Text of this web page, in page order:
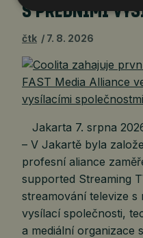
S PŘEDNÍMI
čtk 7. 8. 2026
Jakarta 7. srpna
– V Jakartě byla
profesní aliance
supported Streaming
streamování televize s
vysílací společnosti,
a mediální organizace